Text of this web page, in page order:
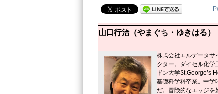
山口行治（やまぐち・ゆきはる）
株式会社エルデータサ
クター。ダイセル化学
ドン大学St.George’s
基礎科学科卒業。中学
だ。冒険的なエッジを